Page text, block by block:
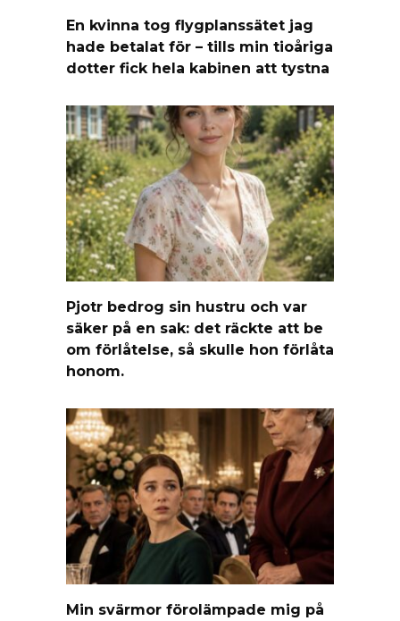
En kvinna tog flygplanssätet jag
hade betalat för – tills min tioåriga
dotter fick hela kabinen att tystna
Pjotr bedrog sin hustru och var
säker på en sak: det räckte att be
om förlåtelse, så skulle hon förlåta
honom.
Min svärmor förolämpade mig på